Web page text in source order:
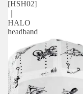
[HSH02]
HALO
headband